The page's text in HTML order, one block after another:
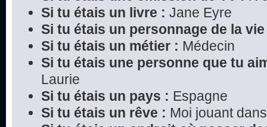
Si tu étais un livre : Jane Eyre
Si tu étais un personnage de la
Si tu étais un métier : Médecin
Si tu étais une personne que tu
Laurie
Si tu étais un pays : Espagne
Si tu étais un rêve : Moi jouant